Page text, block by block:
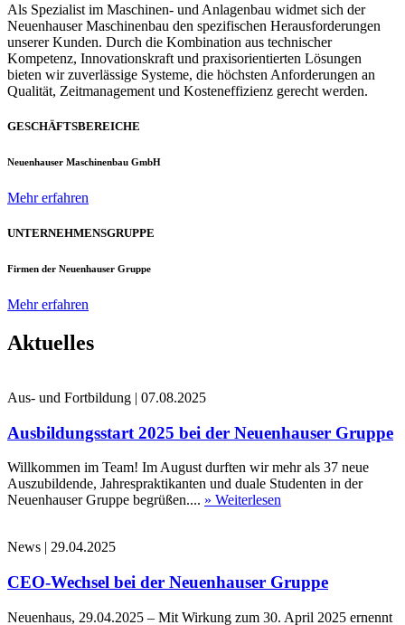
Als Spezialist im Maschinen- und Anlagenbau widmet sich der
Neuenhauser Maschinenbau den spezifischen Herausforderungen
unserer Kunden. Durch die Kombination aus technischer
Kompetenz, Innovationskraft und praxisorientierten Lösungen
bieten wir zuverlässige Systeme, die höchsten Anforderungen an
Qualität, Zeitmanagement und Kosteneffizienz gerecht werden.
GESCHÄFTSBEREICHE
Neuenhauser Maschinenbau GmbH
Mehr erfahren
UNTERNEHMENSGRUPPE
Firmen der Neuenhauser Gruppe
Mehr erfahren
Aktuelles
Aus- und Fortbildung | 07.08.2025
Ausbildungsstart 2025 bei der Neuenhauser Gruppe
Willkommen im Team! Im August durften wir mehr als 37 neue
Auszubildende, Jahrespraktikanten und duale Studenten in der
Neuenhauser Gruppe begrüßen.... » Weiterlesen
News | 29.04.2025
CEO-Wechsel bei der Neuenhauser Gruppe
Neuenhaus, 29.04.2025 – Mit Wirkung zum 30. April 2025 ernennt